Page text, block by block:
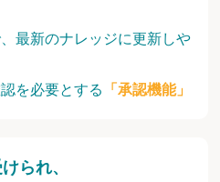
最新のナレッジに更新しや
を必要とする
「承認機能」
られ、